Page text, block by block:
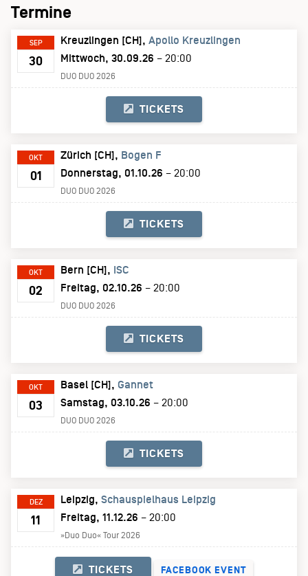
Termine
SEP
30
Kreuzlingen [CH] Apollo Kreuzlingen
Mittwoch, 30.09.26 – 20:00
DUO DUO 2026
TICKETS
OKT
01
Zürich [CH]
Bogen F
Donnerstag, 01.10.26 – 20:00
DUO DUO 2026
TICKETS
OKT
02
Bern [CH]
ISC
Freitag, 02.10.26 – 20:00
DUO DUO 2026
TICKETS
OKT
03
Basel [CH] Gannet
Samstag, 03.10.26 – 20:00
DUO DUO 2026
TICKETS
DEZ
11
Leipzig Schauspielhaus Leipzig
Freitag, 11.12.26 – 20:00
»Duo Duo« Tour 2026
TICKETS FACEBOOK EVENT